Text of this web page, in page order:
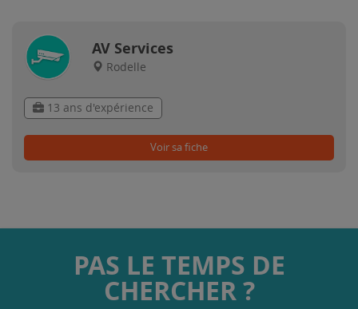
AV Services
Rodelle
13 ans d'expérience
Voir sa fiche
PAS LE TEMPS DE
CHERCHER ?